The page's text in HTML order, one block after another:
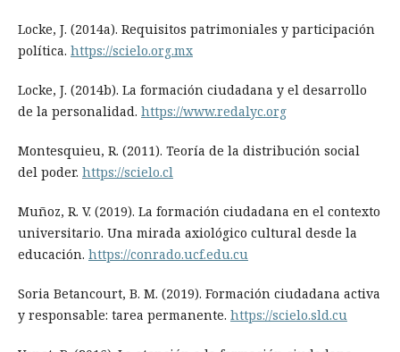
Locke, J. (2014a). Requisitos patrimoniales y participación
política. https://scielo.org.mx
Locke, J. (2014b). La formación ciudadana y el desarrollo
de la personalidad. https://www.redalyc.org
Montesquieu, R. (2011). Teoría de la distribución social
del poder. https://scielo.cl
Muñoz, R. V. (2019). La formación ciudadana en el contexto
universitario. Una mirada axiológico cultural desde la
educación. https://conrado.ucf.edu.cu
Soria Betancourt, B. M. (2019). Formación ciudadana activa
y responsable: tarea permanente. https://scielo.sld.cu